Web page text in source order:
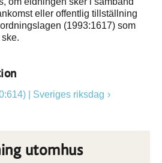
eller offentlig tillställning
(1993:1617) som
| Sveriges riksdag
utomhus